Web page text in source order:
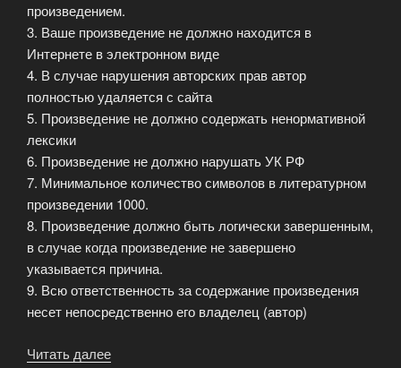
произведением.
3. Ваше произведение не должно находится в
Интернете в электронном виде
4. В случае нарушения авторских прав автор
полностью удаляется с сайта
5. Произведение не должно содержать ненормативной
лексики
6. Произведение не должно нарушать УК РФ
7. Минимальное количество символов в литературном
произведении 1000.
8. Произведение должно быть логически завершенным,
в случае когда произведение не завершено
указывается причина.
9. Всю ответственность за содержание произведения
несет непосредственно его владелец (автор)
Читать далее